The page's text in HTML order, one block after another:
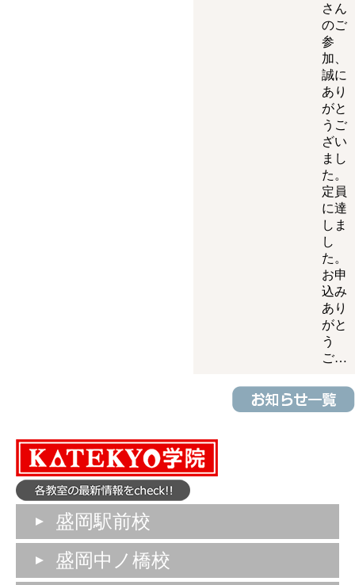
さん
のご
参
加、
誠に
あり
がと
うご
ざい
まし
た。
定員
に達
しま
し
た。
お申
込み
あり
がと
う
ご…
盛岡駅前校
盛岡中ノ橋校